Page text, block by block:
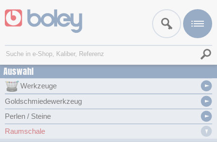
Auswahl
Werkzeuge
Goldschmiedewerkzeug
Perlen / Steine
Raumschale